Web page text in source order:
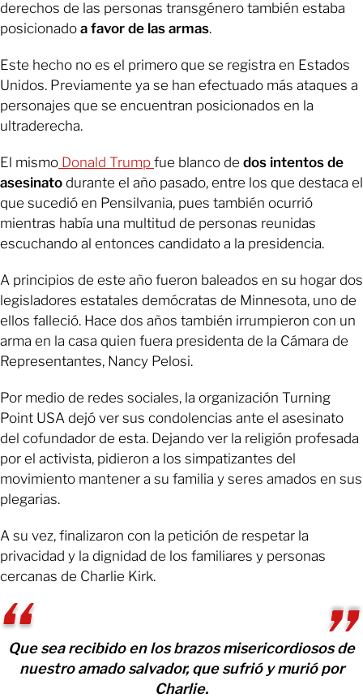
derechos de las personas transgénero también estaba
posicionado a favor de las armas.
Este hecho no es el primero que se registra en Estados
Unidos. Previamente ya se han efectuado más ataques a
personajes que se encuentran posicionados en la
ultraderecha.
El mismo Donald Trump fue blanco de dos intentos de
asesinato durante el año pasado, entre los que destaca el
que sucedió en Pensilvania, pues también ocurrió
mientras había una multitud de personas reunidas
escuchando al entonces candidato a la presidencia.
A principios de este año fueron baleados en su hogar dos
legisladores estatales demócratas de Minnesota, uno de
ellos falleció. Hace dos años también irrumpieron con un
arma en la casa quien fuera presidenta de la Cámara de
Representantes, Nancy Pelosi.
Por medio de redes sociales, la organización Turning
Point USA dejó ver sus condolencias ante el asesinato
del cofundador de esta. Dejando ver la religión profesada
por el activista, pidieron a los simpatizantes del
movimiento mantener a su familia y seres amados en sus
plegarias.
A su vez, finalizaron con la petición de respetar la
privacidad y la dignidad de los familiares y personas
cercanas de Charlie Kirk.
Que sea recibido en los brazos misericordiosos de
nuestro amado salvador, que sufrió y murió por
Charlie.